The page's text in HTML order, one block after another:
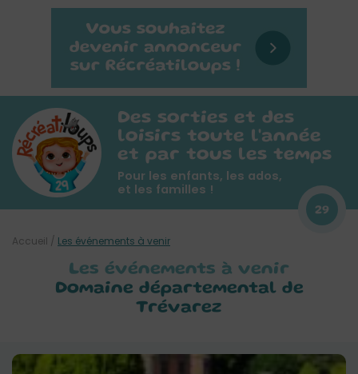
Des sorties et des
loisirs toute l'année
et par tous les temps
Pour les enfants, les ados,
et les familles !
29
Les événements à venir
Domaine départemental de
Trévarez
Accueil / Les événements à venir